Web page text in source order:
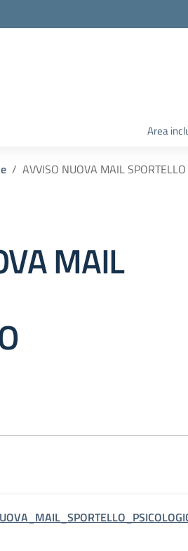
Area
AVVISO NUOVA MAIL SPORTELLO
MAIL